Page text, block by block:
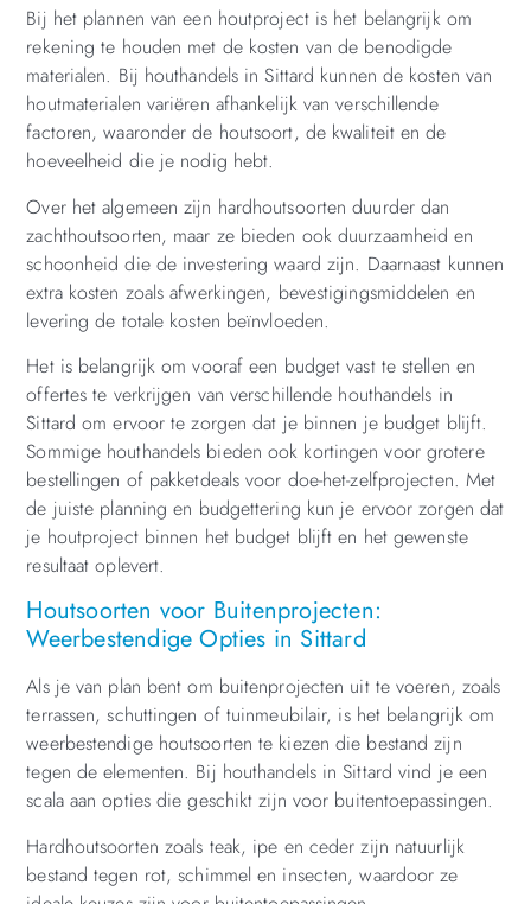
Bij het plannen van een houtproject is het belangrijk om
rekening te houden met de kosten van de benodigde
materialen. Bij houthandels in Sittard kunnen de kosten van
houtmaterialen variëren afhankelijk van verschillende
factoren, waaronder de houtsoort, de kwaliteit en de
hoeveelheid die je nodig hebt.
Over het algemeen zijn hardhoutsoorten duurder dan
zachthoutsoorten, maar ze bieden ook duurzaamheid en
schoonheid die de investering waard zijn. Daarnaast kunnen
extra kosten zoals afwerkingen, bevestigingsmiddelen en
levering de totale kosten beïnvloeden.
Het is belangrijk om vooraf een budget vast te stellen en
offertes te verkrijgen van verschillende houthandels in
Sittard om ervoor te zorgen dat je binnen je budget blijft.
Sommige houthandels bieden ook kortingen voor grotere
bestellingen of pakketdeals voor doe-het-zelfprojecten. Met
de juiste planning en budgettering kun je ervoor zorgen dat
je houtproject binnen het budget blijft en het gewenste
resultaat oplevert.
Houtsoorten voor Buitenprojecten:
Weerbestendige Opties in Sittard
Als je van plan bent om buitenprojecten uit te voeren, zoals
terrassen, schuttingen of tuinmeubilair, is het belangrijk om
weerbestendige houtsoorten te kiezen die bestand zijn
tegen de elementen. Bij houthandels in Sittard vind je een
scala aan opties die geschikt zijn voor buitentoepassingen.
Hardhoutsoorten zoals teak, ipe en ceder zijn natuurlijk
bestand tegen rot, schimmel en insecten, waardoor ze